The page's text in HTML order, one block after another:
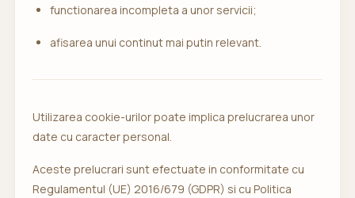
functionarea incompleta a unor servicii;
afisarea unui continut mai putin relevant.
Utilizarea cookie-urilor poate implica prelucrarea unor
date cu caracter personal.
Aceste prelucrari sunt efectuate in conformitate cu
Regulamentul (UE) 2016/679 (GDPR) si cu Politica